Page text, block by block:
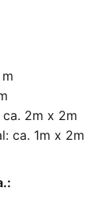
2m x 2m
ca. 1m x 2m